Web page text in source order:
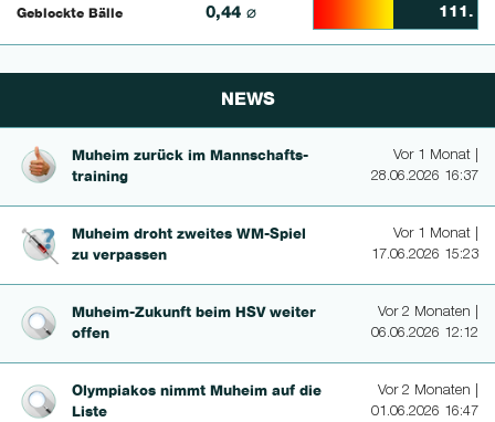
Geblockte Bälle 0,44 ⌀ 111.
NEWS
Muheim zurück im Mannschafts­
trai­ning
Vor 1 Monat |
28.06.2026 16:37
Muheim droht zweites WM-Spiel
zu verpassen
Vor 1 Monat |
17.06.2026 15:23
Muheim-Zu­kunft beim HSV weiter
offen
Vor 2 Monaten |
06.06.2026 12:12
Olympiakos nimmt Muheim auf die
Liste
Vor 2 Monaten |
01.06.2026 16:47